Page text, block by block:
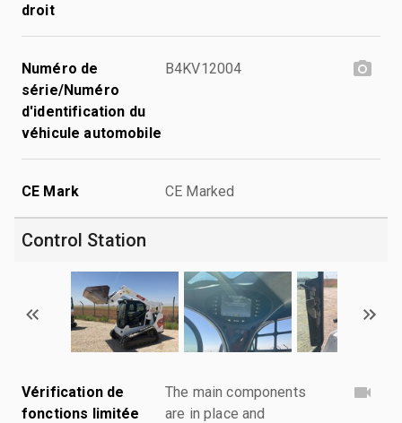
droit
Numéro de
série/Numéro
d'identification du
véhicule automobile
B4KV12004
CE Mark CE Marked
Control Station
Vérification de
fonctions limitée
The main components
are in place and